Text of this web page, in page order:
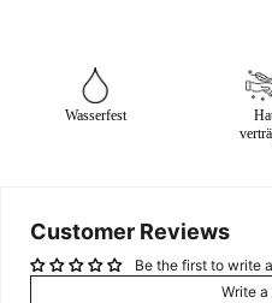
Wasserfest
Customer Reviews
Be the first to write
Write
NEWSLETTER